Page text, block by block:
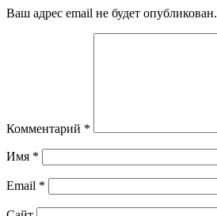
Ваш адрес email не будет опубликован.
Комментарий *
Имя *
Email *